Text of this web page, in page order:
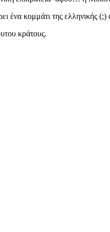
ένα κομμάτι της ελληνικής (;)
κράτους.